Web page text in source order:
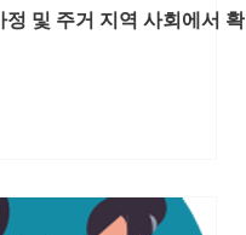
정 및 주거 지역 사회에서 확